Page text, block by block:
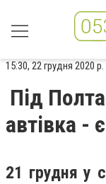
15:30, 22 грудня 2020 р.
Під
автівка -
21 грудня у